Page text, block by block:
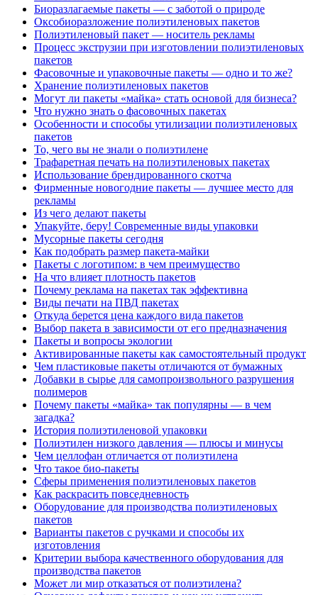
Биоразлагаемые пакеты — с заботой о природе
Оксобиоразложение полиэтиленовых пакетов
Полиэтиленовый пакет — носитель рекламы
Процесс экструзии при изготовлении полиэтиленовых
пакетов
Фасовочные и упаковочные пакеты — одно и то же?
Хранение полиэтиленовых пакетов
Могут ли пакеты «майка» стать основой для бизнеса?
Что нужно знать о фасовочных пакетах
Особенности и способы утилизации полиэтиленовых
пакетов
То, чего вы не знали о полиэтилене
Трафаретная печать на полиэтиленовых пакетах
Использование брендированного скотча
Фирменные новогодние пакеты — лучшее место для
рекламы
Из чего делают пакеты
Упакуйте, беру! Современные виды упаковки
Мусорные пакеты сегодня
Как подобрать размер пакета-майки
Пакеты с логотипом: в чем преимущество
На что влияет плотность пакетов
Почему реклама на пакетах так эффективна
Виды печати на ПВД пакетах
Откуда берется цена каждого вида пакетов
Выбор пакета в зависимости от его предназначения
Пакеты и вопросы экологии
Активированные пакеты как самостоятельный продукт
Чем пластиковые пакеты отличаются от бумажных
Добавки в сырье для самопроизвольного разрушения
полимеров
Почему пакеты «майка» так популярны — в чем
загадка?
История полиэтиленовой упаковки
Полиэтилен низкого давления — плюсы и минусы
Чем целлофан отличается от полиэтилена
Что такое био-пакеты
Сферы применения полиэтиленовых пакетов
Как раскрасить повседневность
Оборудование для производства полиэтиленовых
пакетов
Варианты пакетов с ручками и способы их
изготовления
Критерии выбора качественного оборудования для
производства пакетов
Может ли мир отказаться от полиэтилена?